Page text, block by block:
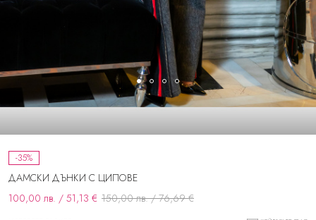
-35%
ДАМСКИ ДЪНКИ С ЦИПОВЕ
100,00 лв. / 51,13 € 150,00 лв. / 76,69 €